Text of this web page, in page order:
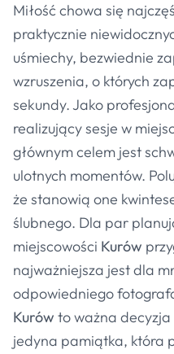
Miłość chowa się
praktycznie
uśmiechy, bezwiednie
wzruszenia, o których
sekundy. Jako
realizujący sesje w
głównym celem jest
ulotnych momentów.
że stanowią one
ślubnego. Dla par
miejscowości Kurów
najważniejsza jest dla
odpowiedniego
Kurów to ważna
jedyna pamiątka, która